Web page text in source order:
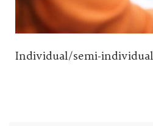
Individual/semi-individual